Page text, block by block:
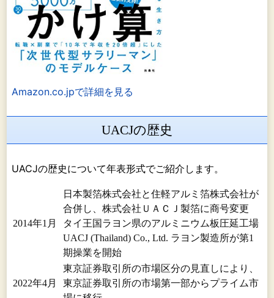
Amazon.co.jpで詳細を見る
UACJの歴史
UACJの歴史について年表形式でご紹介します。
2014年1月
日本製箔株式会社と住軽アルミ箔株式会社が
合併し、株式会社ＵＡＣＪ製箔に商号変更
タイ王国ラヨン県のアルミニウム板圧延工場
UACJ (Thailand) Co., Ltd. ラヨン製造所が第1
期操業を開始
2022年4月
東京証券取引所の市場区分の見直しにより、
東京証券取引所の市場第一部からプライム市